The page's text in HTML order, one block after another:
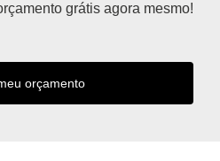
grátis agora mesmo!
orçamento